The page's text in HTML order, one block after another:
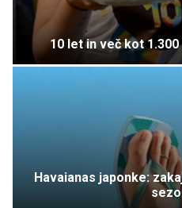
10 let in več kot
Havaianas japonke: